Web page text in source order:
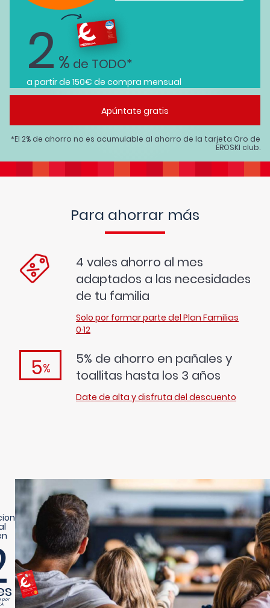
2 % de TODO*
a partir de 150€ de compra mensual
Apúntate gratis
*El 2% de ahorro no es acumulable al ahorro de la tarjeta Oro de
EROSKI club.
Para ahorrar más
4 vales ahorro al mes
adaptados a las necesidades
de tu familia
Solo por formar parte del Plan Familias
0·12
5%
5% de ahorro en pañales y
toallitas hasta los 3 años
Date de alta y disfruta del descuento
por